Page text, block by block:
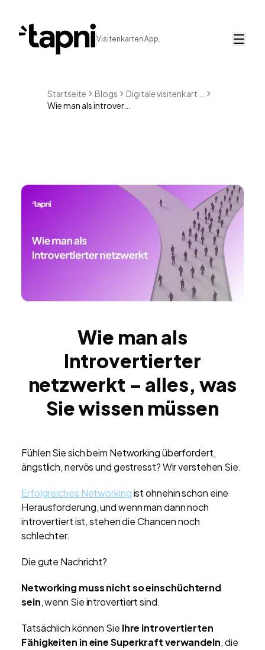
Visitenkarten App.
Startseite Blogs
Digitale visitenkart...
Wie man als introver...
Wie man als
Introvertierter
netzwerkt – alles, was
Sie wissen müssen
Fühlen Sie sich beim Networking überfordert,
ängstlich, nervös und gestresst? Wir verstehen Sie.
Erfolgreiches Networkingist ohnehin schon eine
Herausforderung, und wenn man dann noch
introvertiert ist, stehen die Chancen noch
schlechter.
Die gute Nachricht?
Networking muss nicht so einschüchternd
sein, wenn Sie introvertiert sind.
Tatsächlich können Sie Ihre introvertierten
Fähigkeiten in eine Superkraft verwandeln, die